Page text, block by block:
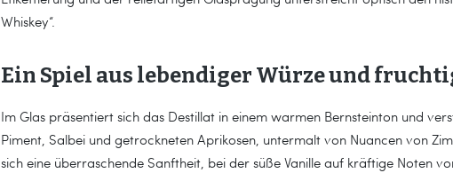
Whiskey“.
Ein Spiel aus lebendiger Würze und
Im Glas präsentiert sich das Destillat in einem warmen Bernsteinton und
Piment, Salbei und getrockneten Aprikosen, untermalt von Nuancen von
sich eine überraschende Sanftheit, bei der süße Vanille auf kräftige Noten